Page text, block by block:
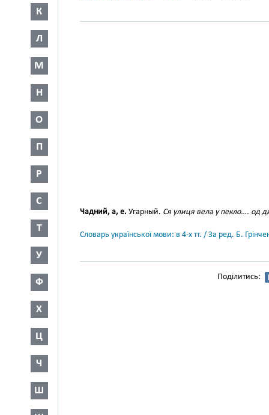
К
Л
М
Н
О
П
Р
С
Т
У
Ф
Х
Ц
Ч
Ш
Чадний, а, е. Угарный. Ся улиця вела у пекло…. од
Словарь української мови: в 4-х тт. / За ред. Б.
Поділитись: